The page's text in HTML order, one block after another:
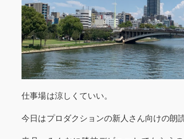
仕事場は涼しくていい。
今日はプロダクションの新人さん向けの朗